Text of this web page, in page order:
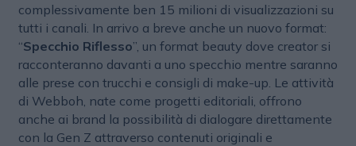
complessivamente ben 15 milioni di visualizzazioni su
tutti i canali. In arrivo a breve anche un nuovo format:
“Specchio Riflesso”, un format beauty dove creator si
racconteranno davanti a uno specchio mentre saranno
alle prese con trucchi e consigli di make-up. Le attività
di Webboh, nate come progetti editoriali, offrono
anche ai brand la possibilità di dialogare direttamente
con la Gen Z attraverso contenuti originali e